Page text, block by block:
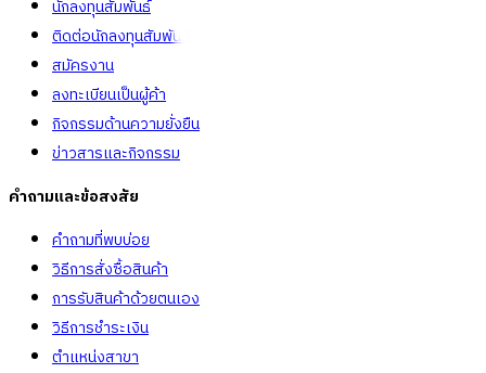
นักลงทุนสัมพันธ์
ติดต่อนักลงทุนสัมพันธ์
สมัครงาน
ลงทะเบียนเป็นผู้ค้า
กิจกรรมด้านความยั่งยืน
ข่าวสารและกิจกรรม
คำถามและข้อสงสัย
คำถามที่พบบ่อย
วิธีการสั่งซื้อสินค้า
การรับสินค้าด้วยตนเอง
วิธีการชำระเงิน
ตำแหน่งสาขา